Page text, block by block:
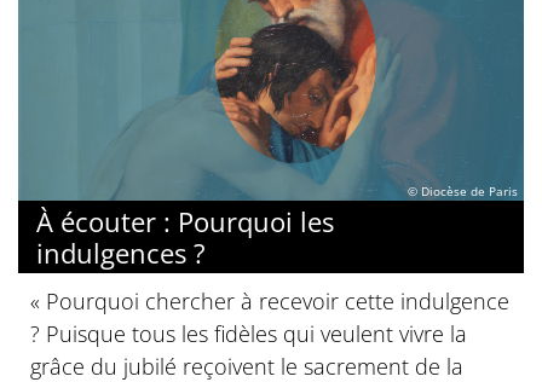
© Diocèse de Paris
À écouter : Pourquoi les
indulgences ?
« Pourquoi chercher à recevoir cette indulgence
? Puisque tous les fidèles qui veulent vivre la
grâce du jubilé reçoivent le sacrement de la